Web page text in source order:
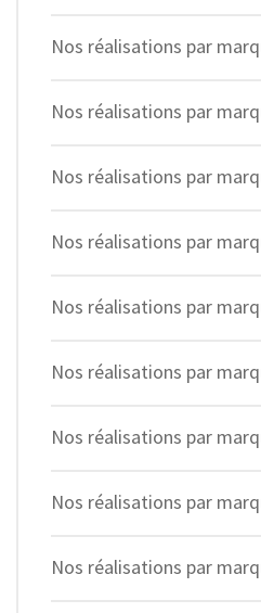
Nos réalisations par
Nos réalisations par
Nos réalisations par
Nos réalisations par
Nos réalisations par
Nos réalisations par
Nos réalisations par
Nos réalisations par
Nos réalisations par